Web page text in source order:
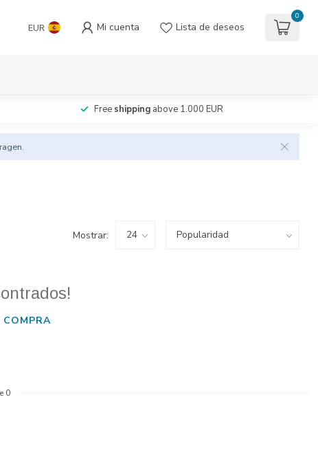
EUR Mi cuenta Lista de deseos
0
Free shipping above 1.000 EUR
Mostrar:
0